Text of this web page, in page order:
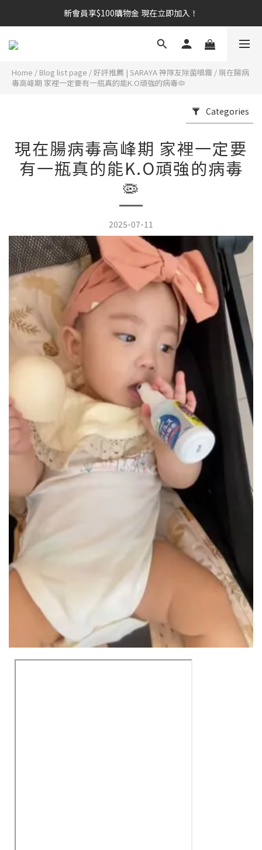
新會員享$100購物金 現在立即加入！
新會員享$100購物金 現在立即加入！
訂閱 Email 與 SMS，優惠活動搶先知道，訂單進度即時掌握
Home / Blog list page /好評推薦 | SARAYA 神隊友除菌噴霧 /現在腸病
毒高峰期 家裡一定要有一瓶真的能K.O頑強的病毒🦠
Categories
現在腸病毒高峰期 家裡一定要
有一瓶真的能K.O頑強的病毒
🦠
2025-07-11